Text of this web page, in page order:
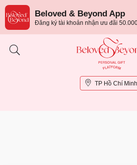
Beloved & Beyond App
Đăng ký tài khoản nhận ưu đãi
TP Hồ Chí Minh